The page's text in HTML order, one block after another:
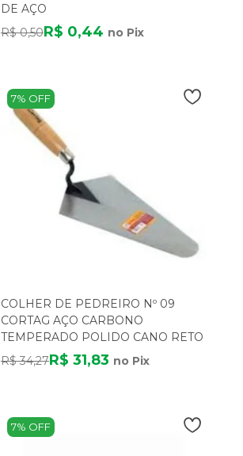
DE AÇO
R$ 0,50R$ 0,44 no Pix
7% OFF
COLHER DE PEDREIRO Nº 09
CORTAG AÇO CARBONO
TEMPERADO POLIDO CANO RETO
R$ 34,27R$ 31,83 no Pix
7% OFF